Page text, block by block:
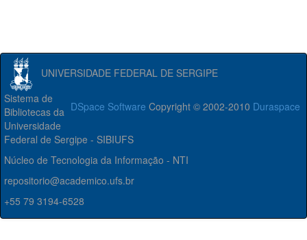
UNIVERSIDADE FEDERAL DE SERGIPE
DSpace Software Copyright © 2002-2010 Duraspace
Sistema de
Bibliotecas da
Universidade
Federal de Sergipe - SIBIUFS
Núcleo de Tecnologia da Informação - NTI
repositorio@academico.ufs.br
+55 79 3194-6528